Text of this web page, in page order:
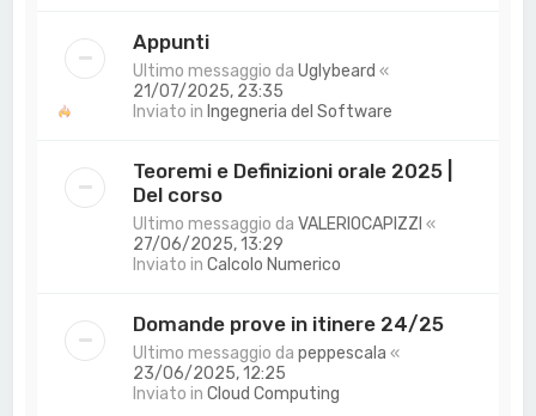
Appunti
Ultimo messaggio daUglybeard «
21/07/2025, 23:35
Inviato in Ingegneria del Software
Teoremi e Definizioni orale 2025 |
Del corso
Ultimo messaggio daVALERIOCAPIZZI «
27/06/2025, 13:29
Inviato inCalcolo Numerico
Domande prove in itinere 24/25
Ultimo messaggio dapeppescala «
23/06/2025, 12:25
Inviato inCloud Computing